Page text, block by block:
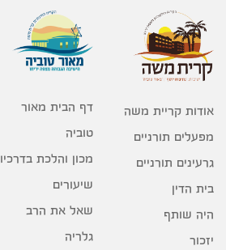
אודות קריית משה
מפעלים תורניים
גרעינים תורניים
בית הדין
היה שותף
יזכור
דף הבית מאור
טוביה
מכון והלכת בדרכיו
שיעורים
שאל את הרב
גלריה